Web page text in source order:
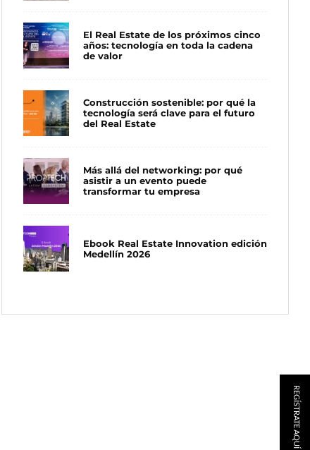
El Real Estate de los próximos cinco
años: tecnología en toda la cadena
de valor
Construcción sostenible: por qué la
tecnología será clave para el futuro
del Real Estate
Más allá del networking: por qué
asistir a un evento puede
transformar tu empresa
Ebook Real Estate Innovation edición
Medellín 2026
REGÍSTRATE AQUÍ